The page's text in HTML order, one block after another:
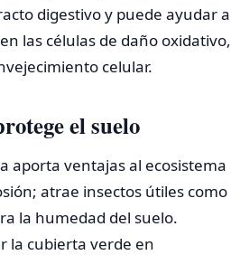
digestivo y puede ayudar a
las células de daño oxidativo,
celular.
el suelo
aporta ventajas al ecosistema
atrae insectos útiles como
la humedad del suelo.
la cubierta verde en